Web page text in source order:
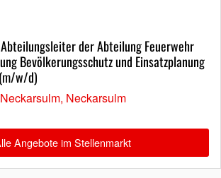
der Abteilung Feuerwehr
Bevölkerungsschutz und Einsatzplanung
w/d)
Neckarsulm
Angebote im Stellenmarkt